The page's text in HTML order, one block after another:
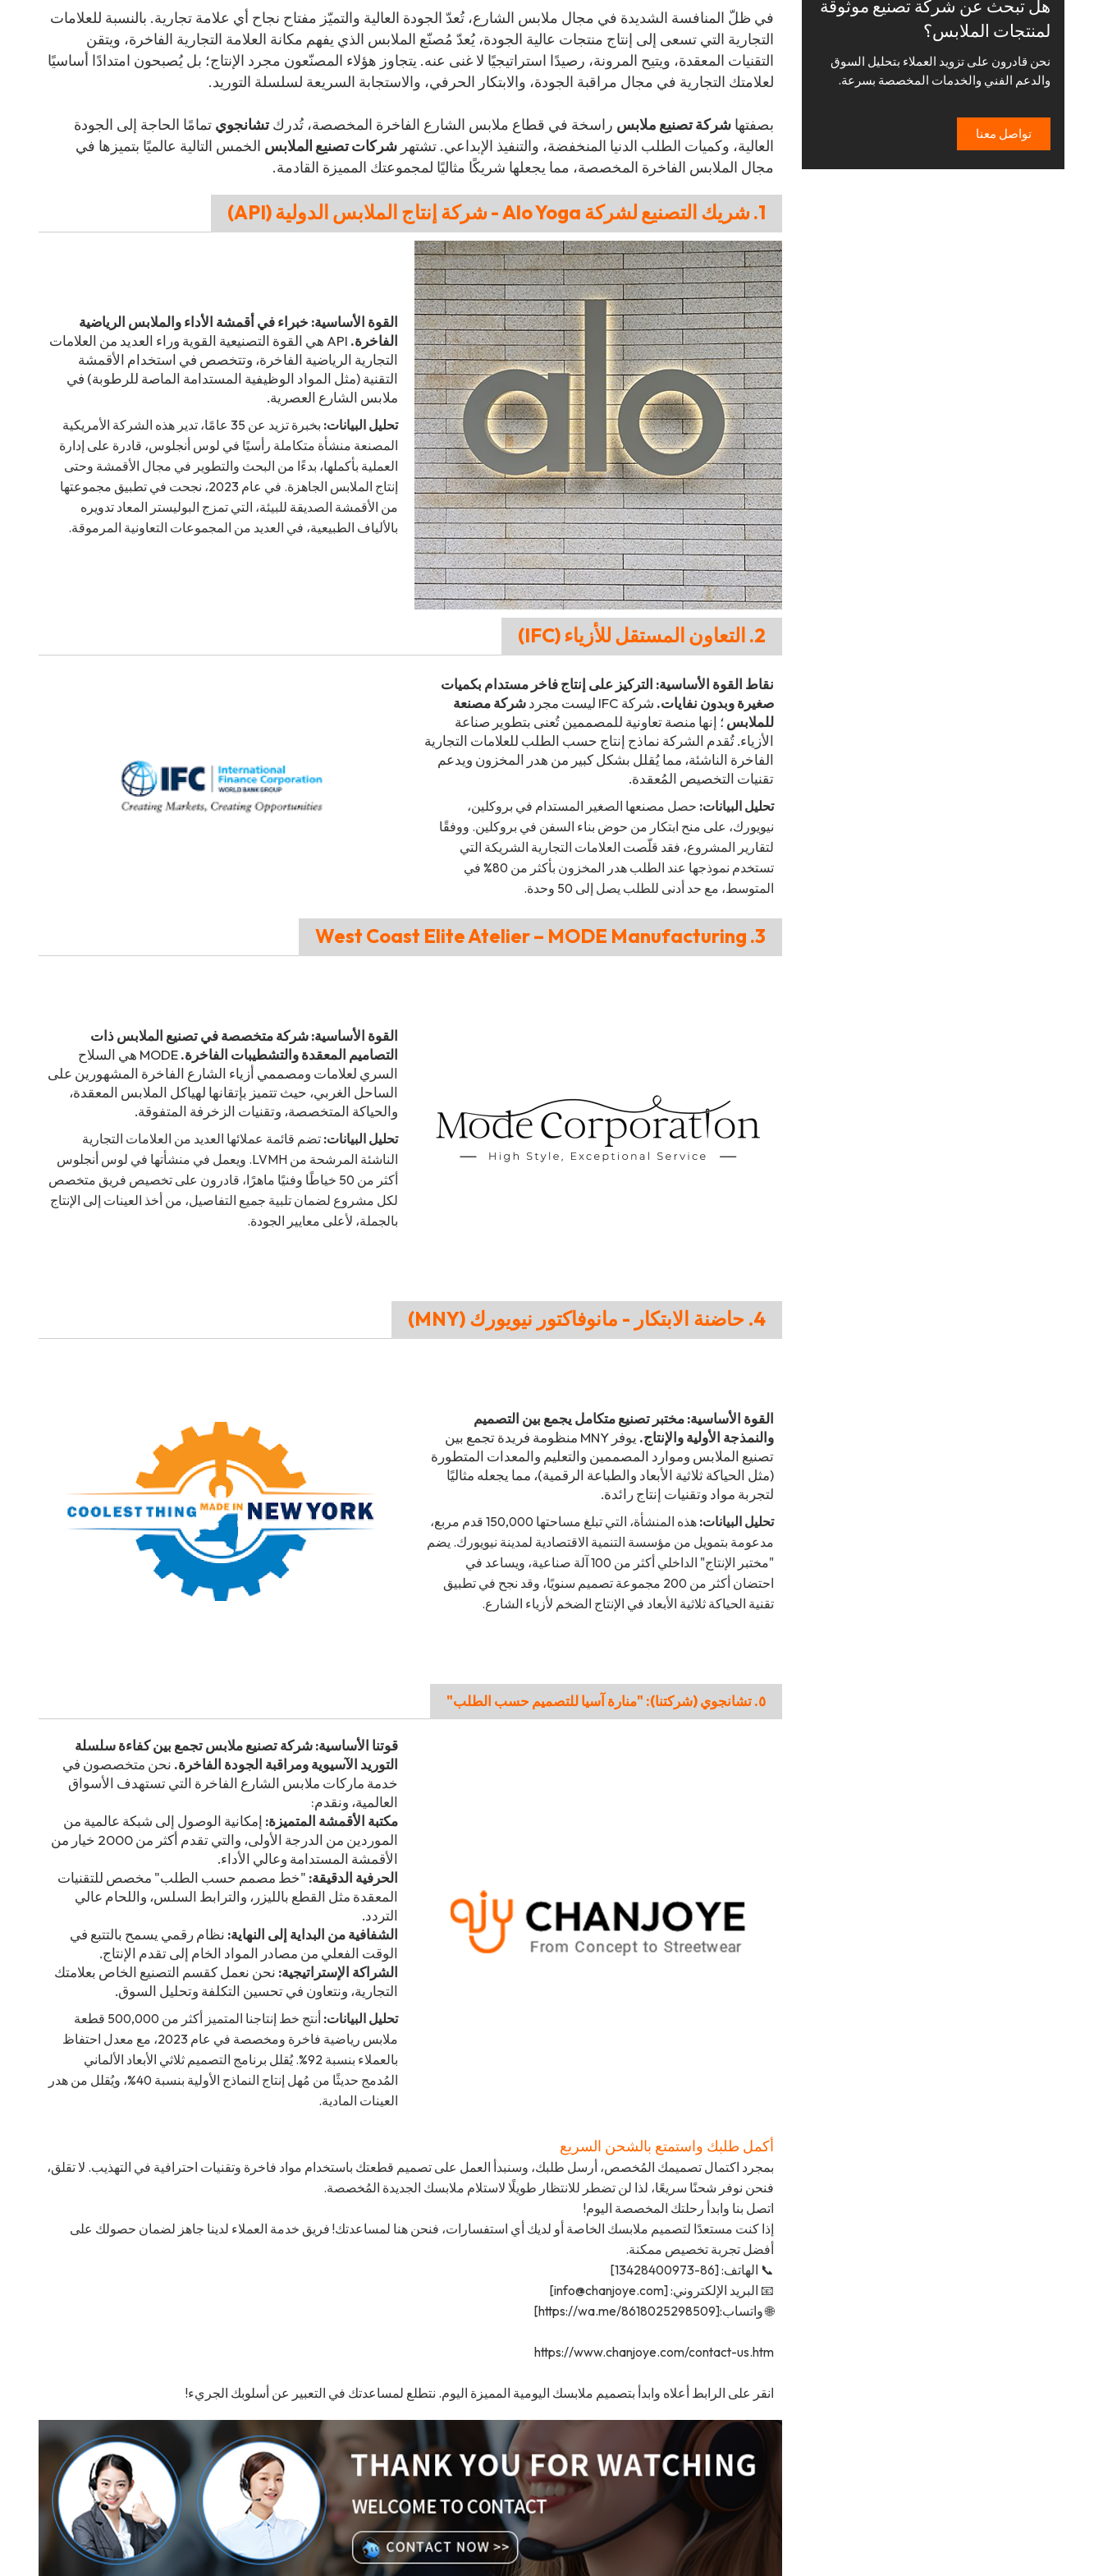
في ظلّ المنافسة الشديدة في مجال ملابس الشارع، تُعدّ الجودة العالية والتميّز مفتاح نجاح أي علامة تجارية. بالنسبة للعلامات
التجارية التي تسعى إلى إنتاج منتجات عالية الجودة، يُعدّ مُصنّع الملابس الذي يفهم مكانة العلامة التجارية الفاخرة، ويتقن
التقنيات المعقدة، ويتيح المرونة، رصيدًا استراتيجيًا لا غنى عنه. يتجاوز هؤلاء المصنّعون مجرد الإنتاج؛ بل يُصبحون امتدادًا أساسيًا
لعلامتك التجارية في مجال مراقبة الجودة، والابتكار الحرفي، والاستجابة السريعة لسلسلة التوريد.
بصفتها شركة تصنيع ملابس راسخة في قطاع ملابس الشارع الفاخرة المخصصة، تُدرك تشانجوي تمامًا الحاجة إلى الجودة
العالية، وكميات الطلب الدنيا المنخفضة، والتنفيذ الإبداعي. تشتهر شركات تصنيع الملابس الخمس التالية عالميًا بتميزها في
مجال الملابس الفاخرة المخصصة، مما يجعلها شريكًا مثاليًا لمجموعتك المميزة القادمة.
1. شريك التصنيع لشركة Alo Yoga - شركة إنتاج الملابس الدولية (API)
القوة الأساسية: خبراء في أقمشة الأداء والملابس الرياضية
الفاخرة.
API هي القوة التصنيعية القوية وراء العديد من العلامات
التجارية الرياضية الفاخرة، وتتخصص في استخدام الأقمشة
التقنية (مثل المواد الوظيفية المستدامة الماصة للرطوبة) في
ملابس الشارع العصرية.
تحليل البيانات:
بخبرة تزيد عن 35 عامًا، تدير هذه الشركة الأمريكية
المصنعة منشأة متكاملة رأسيًا في لوس أنجلوس، قادرة على إدارة
العملية بأكملها، بدءًا من البحث والتطوير في مجال الأقمشة وحتى
إنتاج الملابس الجاهزة. في عام 2023، نجحت في تطبيق مجموعتها
من الأقمشة الصديقة للبيئة، التي تمزج البوليستر المعاد تدويره
بالألياف الطبيعية، في العديد من المجموعات التعاونية المرموقة.
2. التعاون المستقل للأزياء (IFC)
نقاط القوة الأساسية: التركيز على إنتاج فاخر مستدام بكميات
صغيرة وبدون نفايات. شركة IFC ليست مجرد
شركة مصنعة
للملابس؛ إنها منصة تعاونية للمصممين تُعنى بتطوير صناعة
الأزياء. تُقدم الشركة نماذج إنتاج حسب الطلب للعلامات التجارية
الفاخرة الناشئة، مما يُقلل بشكل كبير من هدر المخزون ويدعم
تقنيات التخصيص المُعقدة.
تحليل البيانات: حصل مصنعها الصغير المستدام في بروكلين،
نيويورك، على منح ابتكار من حوض بناء السفن في بروكلين. ووفقًا
لتقارير المشروع، فقد قلّصت العلامات التجارية الشريكة التي
تستخدم نموذجها عند الطلب هدر المخزون بأكثر من 80% في
المتوسط، مع حد أدنى للطلب يصل إلى 50 وحدة.
3. West Coast Elite Atelier – MODE Manufacturing
القوة الأساسية: شركة متخصصة في تصنيع الملابس ذات
التصاميم المعقدة والتشطيبات الفاخرة.
MODE هي السلاح
السري لعلامات ومصممي أزياء الشارع الفاخرة المشهورين على
الساحل الغربي، حيث تتميز بإتقانها لهياكل الملابس المعقدة،
والحياكة المتخصصة، وتقنيات الزخرفة المتفوقة.
تحليل البيانات: تضم قائمة عملائها العديد من العلامات التجارية
الناشئة المرشحة من LVMH. ويعمل في منشأتها في لوس أنجلوس
أكثر من 50 خياطًا وفنيًا ماهرًا، قادرون على تخصيص فريق متخصص
لكل مشروع لضمان تلبية جميع التفاصيل، من أخذ العينات إلى الإنتاج
بالجملة، لأعلى معايير الجودة.
4. حاضنة الابتكار - مانوفاكتور نيويورك (MNY)
القوة الأساسية: مختبر تصنيع متكامل يجمع بين التصميم
والنمذجة الأولية والإنتاج.
يوفر MNY منظومة فريدة تجمع بين
تصنيع الملابس وموارد المصممين والتعليم والمعدات المتطورة
(مثل الحياكة ثلاثية الأبعاد والطباعة الرقمية)، مما يجعله مثاليًا
لتجربة مواد وتقنيات إنتاج رائدة.
تحليل البيانات:
هذه المنشأة، التي تبلغ مساحتها 150,000 قدم مربع،
مدعومة بتمويل من مؤسسة التنمية الاقتصادية لمدينة نيويورك. يضم
"مختبر الإنتاج" الداخلي أكثر من 100 آلة صناعية، ويساعد في
احتضان أكثر من 200 مجموعة تصميم سنويًا، وقد نجح في تطبيق
تقنية الحياكة ثلاثية الأبعاد في الإنتاج الضخم لأزياء الشارع.
٥. تشانجوي (شركتنا): "منارة آسيا للتصميم حسب الطلب"
قوتنا الأساسية:شركة تصنيع ملابس تجمع بين كفاءة سلسلة
التوريد الآسيوية ومراقبة الجودة الفاخرة. نحن متخصصون في
خدمة ماركات ملابس الشارع الفاخرة التي تستهدف الأسواق
العالمية، ونقدم:
مكتبة الأقمشة المتميزة: إمكانية الوصول إلى شبكة عالمية من
الموردين من الدرجة الأولى، والتي تقدم أكثر من 2000 خيار من
الأقمشة المستدامة وعالي الأداء.
الحرفية الدقيقة: "خط مصمم حسب الطلب" مخصص للتقنيات
المعقدة مثل القطع بالليزر، والترابط السلس، واللحام عالي
التردد.
الشفافية من البداية إلى النهاية: نظام رقمي يسمح بالتتبع في
الوقت الفعلي من مصادر المواد الخام إلى تقدم الإنتاج.
الشراكة الإستراتيجية: نحن نعمل كقسم التصنيع الخاص بعلامتك
التجارية، ونتعاون في تحسين التكلفة وتحليل السوق.
تحليل البيانات:
أنتج خط إنتاجنا المتميز أكثر من 500,000 قطعة
ملابس رياضية فاخرة ومخصصة في عام 2023، مع معدل احتفاظ
بالعملاء بنسبة 92%. يُقلل برنامج التصميم ثلاثي الأبعاد الألماني
المُدمج حديثًا من مُهل إنتاج النماذج الأولية بنسبة 40%، ويُقلل من هدر
العينات المادية.
أكمل طلبك واستمتع بالشحن السريع
بمجرد اكتمال تصميمك المُخصص، أرسل طلبك، وسنبدأ العمل على تصميم قطعتك باستخدام مواد فاخرة وتقنيات احترافية في التهذيب. لا تقلق،
فنحن نوفر شحنًا سريعًا، لذا لن تضطر للانتظار طويلًا لاستلام ملابسك الجديدة المُخصصة.
اتصل بنا وابدأ رحلتك المخصصة اليوم!
إذا كنت مستعدًا لتصميم ملابسك الخاصة أو لديك أي استفسارات، فنحن هنا لمساعدتك! فريق خدمة العملاء لدينا جاهز لضمان حصولك على
أفضل تجربة تخصيص ممكنة.
📞 الهاتف: [86-13428400973]
📧 البريد الإلكتروني: [info@chanjoye.com]
🌐 واتساب:[https://wa.me/8618025298509]
https://www.chanjoye.com/contact-us.htm
انقر على الرابط أعلاه وابدأ بتصميم ملابسك اليومية المميزة اليوم. نتطلع لمساعدتك في التعبير عن أسلوبك الجريء!
هل تبحث عن شركة تصنيع موثوقة
لمنتجات الملابس؟
نحن قادرون على تزويد العملاء بتحليل السوق
والدعم الفني والخدمات المخصصة بسرعة.
تواصل معنا